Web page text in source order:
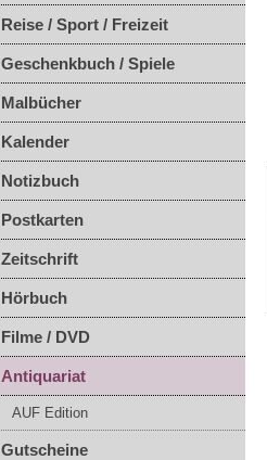
Reise / Sport / Freizeit
Geschenkbuch / Spiele
Malbücher
Kalender
Notizbuch
Postkarten
Zeitschrift
Hörbuch
Filme / DVD
Antiquariat
AUF Edition
Gutscheine